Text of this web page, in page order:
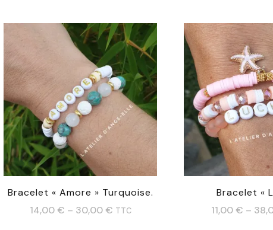
Bracelet « Amore » Turquoise.
14,00 € – 30,00 € TTC
Bracelet «
11,00 € –